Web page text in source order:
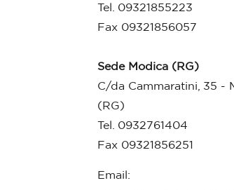
Tel. 09321855223
Fax 09321856057
Sede Modica (RG)
C/da Cammaratini, 35 -
(RG)
Tel. 0932761404
Fax 09321856251
Email: